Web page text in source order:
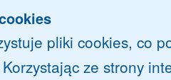
pliki cookies, co
ze strony